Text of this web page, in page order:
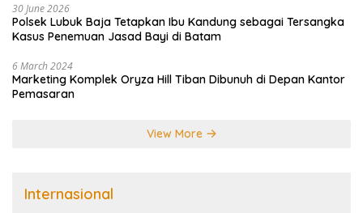
30 June 2026
Polsek Lubuk Baja Tetapkan Ibu Kandung sebagai Tersangka
Kasus Penemuan Jasad Bayi di Batam
6 March 2024
Marketing Komplek Oryza Hill Tiban Dibunuh di Depan Kantor
Pemasaran
View More
Internasional